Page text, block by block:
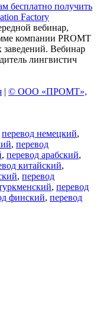
бесплатно получить
Factory
вебинар,
компании PROMT
заведений. Вебинар
лингвистич
| © ООО «ПРОМТ»,
перевод немецкий,
, перевод
, перевод арабский,
китайский,
, перевод
, перевод
финский, перевод